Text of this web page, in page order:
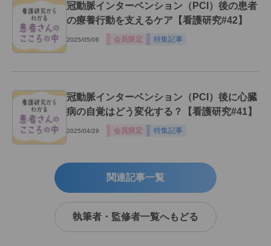
冠動脈インターベンション（PCI）後の患者
の療養行動を支えるケア【看護研究#42】
2025/05/06 会員限定 特集記事
冠動脈インターベンション（PCI）後に心臓
病の自覚はどう変化する？【看護研究#41】
2025/04/29 会員限定 特集記事
関連記事一覧
執筆者・監修者一覧へもどる